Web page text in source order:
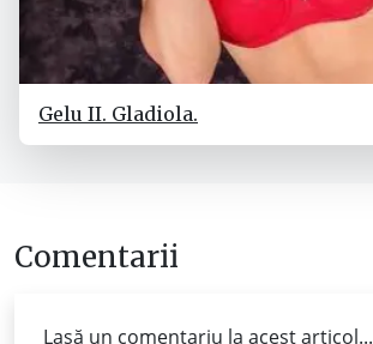
Gelu II. Gladiola.
Comentarii
Lasă un comentariu la acest articol...